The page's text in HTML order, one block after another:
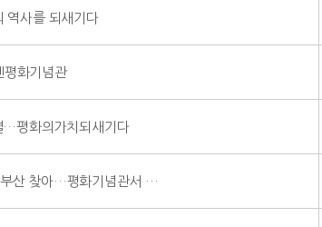
역사를 되새기다
평화기념관
…평화의가치되새기다
산 찾아…평화기념관서 …